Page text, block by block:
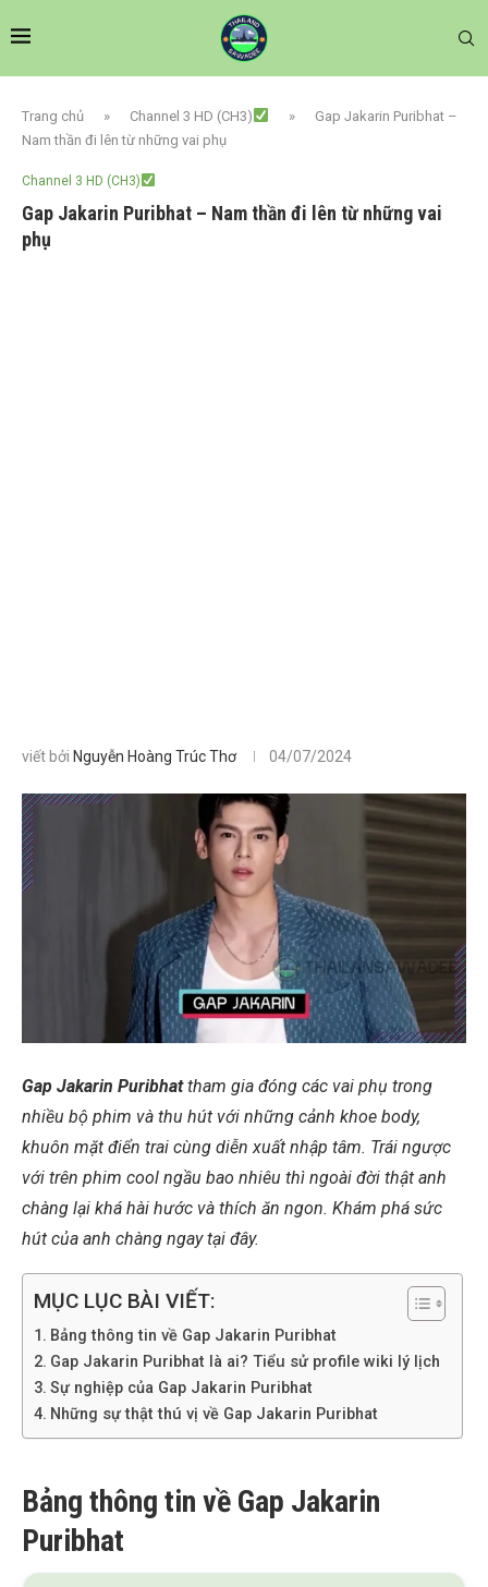
Trang chủ » Channel 3 HD (CH3) »
Gap Jakarin Puribhat –
Nam thần đi lên từ những vai phụ
Channel 3 HD (CH3)
Gap Jakarin Puribhat – Nam thần đi lên từ những vai
phụ
viết bởi Nguyễn Hoàng Trúc Thơ 04/07/2024
Gap Jakarin Puribhattham gia đóng các vai phụ trong
nhiều bộ phim và thu hút với những cảnh khoe body,
khuôn mặt điển trai cùng diễn xuất nhập tâm. Trái ngược
với trên phim cool ngầu bao nhiêu thì ngoài đời thật anh
chàng lại khá hài hước và thích ăn ngon. Khám phá sức
hút của anh chàng ngay tại đây.
MỤC LỤC BÀI VIẾT:
Bảng thông tin về Gap Jakarin Puribhat
Gap Jakarin Puribhat là ai? Tiểu sử profile wiki lý lịch
Sự nghiệp của Gap Jakarin Puribhat
Những sự thật thú vị về Gap Jakarin Puribhat
Bảng thông tin về Gap Jakarin
Puribhat